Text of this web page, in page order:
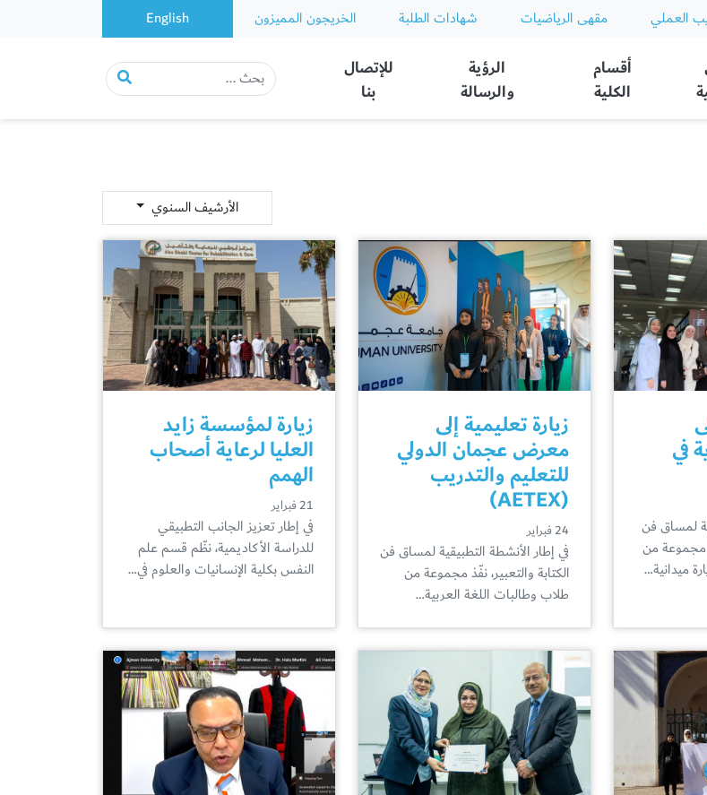
العملي مقهى الرياضيات شهادات الطلبة الخريجون المميزون English
أقسام
الكلية
الرؤية
والرسالة
للإتصال
بنا
الأرشيف السنوي
في
لمساق فن
مجموعة من
ميدانية…
زيارة تعليمية إلى
معرض عجمان الدولي
للتعليم والتدريب
(AETEX)
24 فبراير
في إطار الأنشطة التطبيقية لمساق فن
الكتابة والتعبير، نفّذ مجموعة من
طلاب وطالبات اللغة العربية…
زيارة لمؤسسة زايد
العليا لرعاية أصحاب
الهمم
21 فبراير
في إطار تعزيز الجانب التطبيقي
للدراسة الأكاديمية، نظّم قسم علم
النفس بكلية الإنسانيات والعلوم في…